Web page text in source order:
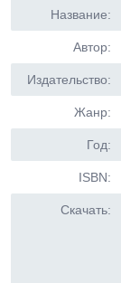
Название:
Автор:
Издательство:
Жанр:
Год:
ISBN:
Скачать: